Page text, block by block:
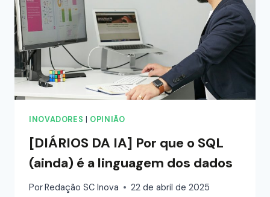
INOVADORES OPINIÃO
[DIÁRIOS DA IA] Por que o SQL
(ainda) é a linguagem dos dados
PorRedação SC Inova 22 de abril de 2025